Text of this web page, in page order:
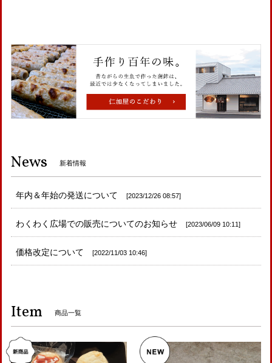
News 新着情報
年内＆年始の発送について 2023/12/26 08:57
わくわく広場での販売についてのお知らせ 2023/06/09 10:11
価格改定について 2022/11/03 10:46
Item 商品一覧